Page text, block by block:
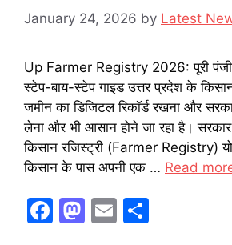
January 24, 2026 by Latest
Up Farmer Registry 2026: पूरी
स्टेप-बाय-स्टेप गाइड उत्तर प्रदेश के
जमीन का डिजिटल रिकॉर्ड रखना और
लेना और भी आसान होने जा रहा है। सरकार
किसान रजिस्ट्री (Farmer Registry)
किसान के पास अपनी एक … Read
F
M E